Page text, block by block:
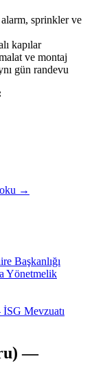
sprinkler ve
kapılar
ve montaj
gün randevu
oku →
Başkanlığı
Yönetmelik
Mevzuatı
—